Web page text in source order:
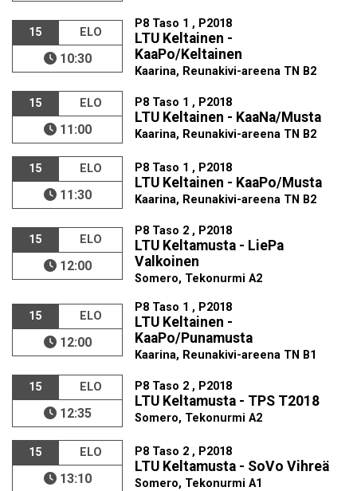
15 ELO
10:30
P8 Taso 1 , P2018
LTU Keltainen -
KaaPo/Keltainen
Kaarina, Reunakivi-areena TN B2
15 ELO
11:00
P8 Taso 1 , P2018
LTU Keltainen - KaaNa/Musta
Kaarina, Reunakivi-areena TN B2
15 ELO
11:30
P8 Taso 1 , P2018
LTU Keltainen - KaaPo/Musta
Kaarina, Reunakivi-areena TN B2
15 ELO
12:00
P8 Taso 2 , P2018
LTU Keltamusta - LiePa
Valkoinen
Somero, Tekonurmi A2
15 ELO
12:00
P8 Taso 1 , P2018
LTU Keltainen -
KaaPo/Punamusta
Kaarina, Reunakivi-areena TN B1
15 ELO
12:35
P8 Taso 2 , P2018
LTU Keltamusta - TPS T2018
Somero, Tekonurmi A2
15 ELO
13:10
P8 Taso 2 , P2018
LTU Keltamusta - SoVo Vihreä
Somero, Tekonurmi A1